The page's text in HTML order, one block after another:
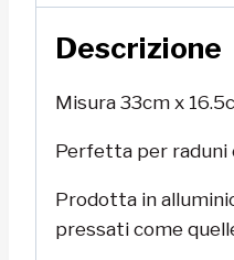
Descrizione
Misura 33cm x
Perfetta per raduni
Prodotta in
pressati come